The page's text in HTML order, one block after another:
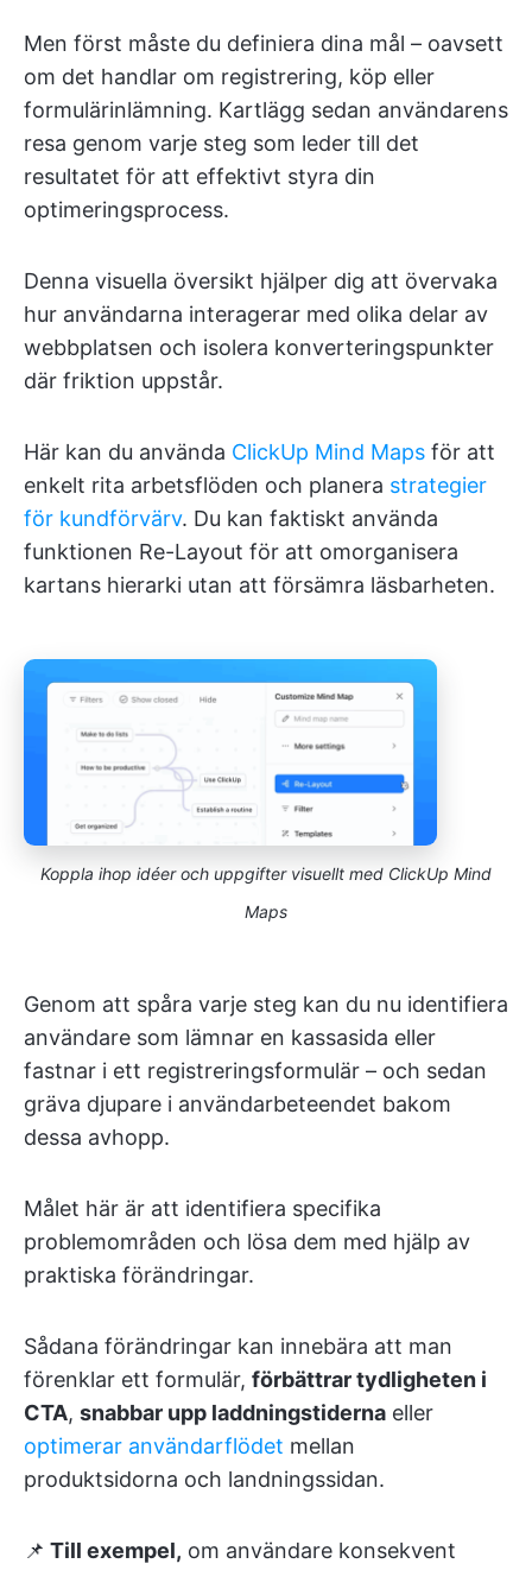
Men först måste du definiera dina mål – oavsett
om det handlar om registrering, köp eller
formulärinlämning. Kartlägg sedan användarens
resa genom varje steg som leder till det
resultatet för att effektivt styra din
optimeringsprocess.
Denna visuella översikt hjälper dig att övervaka
hur användarna interagerar med olika delar av
webbplatsen och isolera konverteringspunkter
där friktion uppstår.
Här kan du använda ClickUp Mind Maps för att
enkelt rita arbetsflöden och planera strategier
för kundförvärv. Du kan faktiskt använda
funktionen Re-Layout för att omorganisera
kartans hierarki utan att försämra läsbarheten.
Koppla ihop idéer och uppgifter visuellt med ClickUp Mind
Maps
Genom att spåra varje steg kan du nu identifiera
användare som lämnar en kassasida eller
fastnar i ett registreringsformulär – och sedan
gräva djupare i användarbeteendet bakom
dessa avhopp.
Målet här är att identifiera specifika
problemområden och lösa dem med hjälp av
praktiska förändringar.
Sådana förändringar kan innebära att man
förenklar ett formulär, förbättrar tydligheten i
CTA, snabbar upp laddningstiderna eller
optimerar användarflödet mellan
produktsidorna och landningssidan.
📌 Till exempel, om användare konsekvent